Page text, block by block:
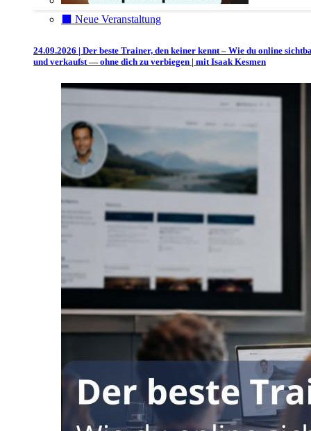
⬛️ Neue Veranstaltung
24.09.2026 | Der beste Trainer, den keiner kennt – Wie du online
und verkaufst — ohne dich zu verbiegen | mit Isaak Kesmen